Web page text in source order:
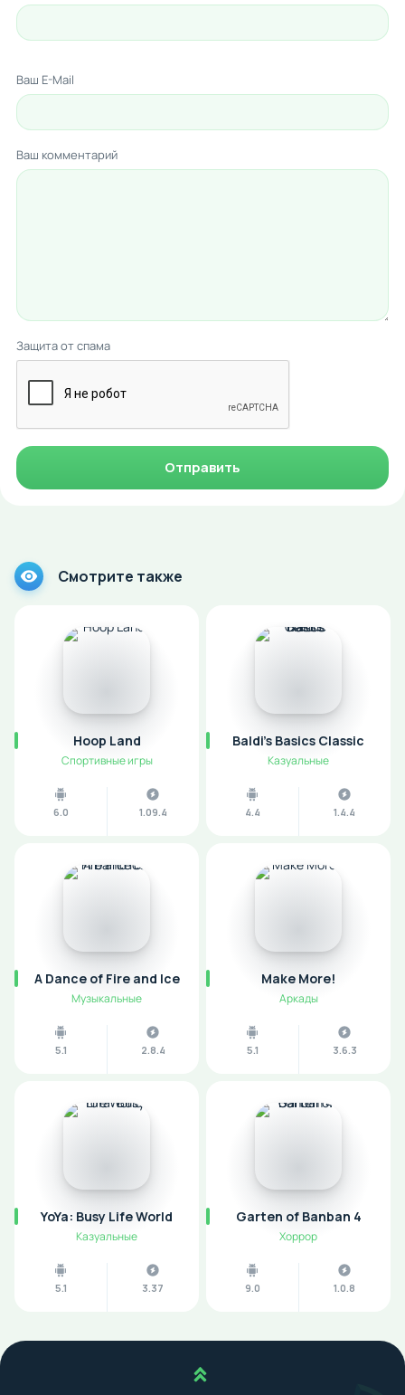
Ваш E-Mail
Ваш комментарий
Защита от спама
Отправить
Смотрите также
Hoop Land
Спортивные игры
6.0 1.09.4
Baldi's Basics Classic
Казуальные
4.4 1.4.4
A Dance of Fire and Ice
Музыкальные
5.1 2.8.4
Make More!
Аркады
5.1 3.6.3
YoYa: Busy Life World
Казуальные
5.1 3.37
Garten of Banban 4
Хоррор
9.0 1.0.8
Наверх